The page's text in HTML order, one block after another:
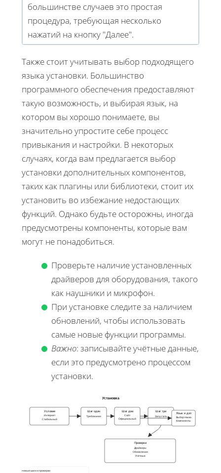
большинстве случаев это простая
процедура, требующая несколько
нажатий на кнопку "Далее".
Также стоит учитывать выбор подходящего
языка установки. Большинство
программного обеспечения предоставляют
такую возможность, и выбирая язык, на
котором вы хорошо понимаете, вы
значительно упростите себе процесс
привыкания и настройки. В некоторых
случаях, когда вам предлагается выбор
установки дополнительных компонентов,
таких как плагины или библиотеки, стоит их
установить во избежание недостающих
функций. Однако будьте осторожны, иногда
предусмотрены компоненты, которые вам
могут не понадобиться.
Проверьте наличие установленных
драйверов для оборудования, такого
как наушники и микрофон.
При установке следите за наличием
обновлений, чтобы использовать
самые новые функции программы.
Важно: записывайте учётные данные,
если это предусмотрено процессом
установки.
Установка
Условие
Интернет
Стабильный
Шаг один
Требования
Шаг два
Сайт
Официальный
Шаг три
Запустить
Язык и доп
Выбор языка
Компоненты
Проверки
Драйверы
Обновления
Учётные
Ключевые шаги и проверки